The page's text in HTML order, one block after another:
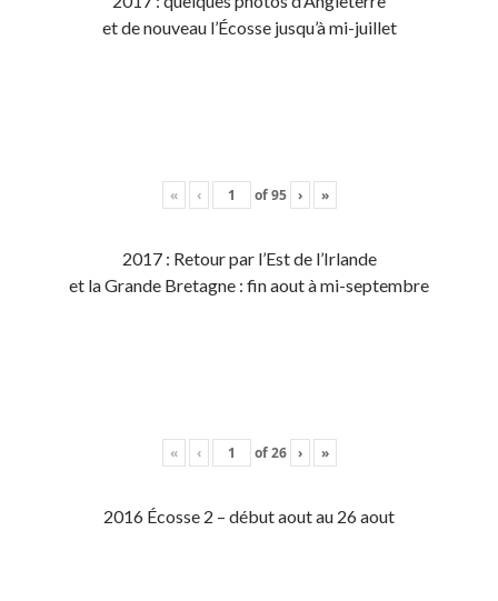
et de nouveau l’Écosse jusqu’à mi-juillet
« ‹ of95 › »
2017 : Retour par l’Est de l’Irlande
et la Grande Bretagne : fin aout à mi-septembre
« ‹ of26 › »
2016 Écosse 2 – début aout au 26 aout